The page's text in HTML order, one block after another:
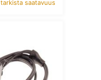
tarkista saatavuus